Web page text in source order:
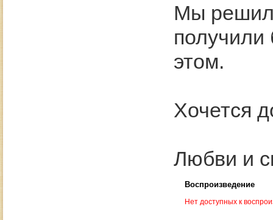
Мы
получили
этом.
Хочется
Любви и
Воспроизведение
Нет доступных к